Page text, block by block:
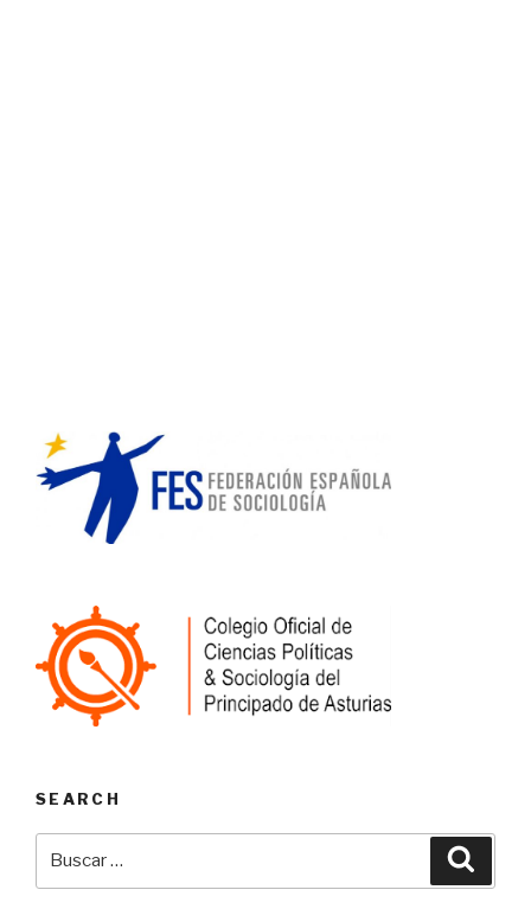
SEARCH